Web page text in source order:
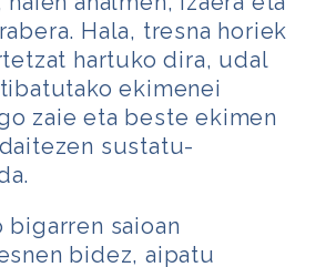
Hala, tresna horiek
hartuko dira, udal
ekimenei
zaie eta beste ekimen
sustatu-
bigarren saioan
bidez, aipatu